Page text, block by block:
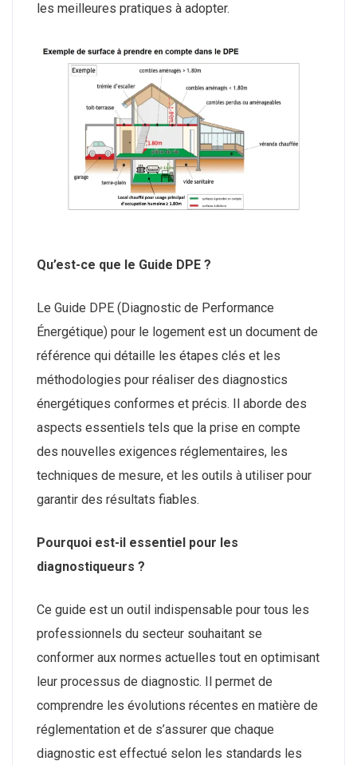
les meilleures pratiques à adopter.
Qu’est-ce que le Guide DPE ?
Le Guide DPE (Diagnostic de Performance
Énergétique) pour le logement est un document de
référence qui détaille les étapes clés et les
méthodologies pour réaliser des diagnostics
énergétiques conformes et précis. Il aborde des
aspects essentiels tels que la prise en compte
des nouvelles exigences réglementaires, les
techniques de mesure, et les outils à utiliser pour
garantir des résultats fiables.
Pourquoi est-il essentiel pour les
diagnostiqueurs ?
Ce guide est un outil indispensable pour tous les
professionnels du secteur souhaitant se
conformer aux normes actuelles tout en optimisant
leur processus de diagnostic. Il permet de
comprendre les évolutions récentes en matière de
réglementation et de s’assurer que chaque
diagnostic est effectué selon les standards les